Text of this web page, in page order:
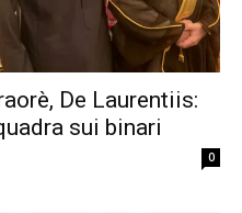
De Laurentiis:
sui binari
0